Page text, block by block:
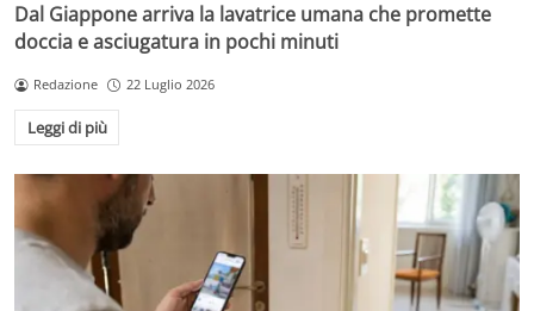
Dal Giappone arriva la lavatrice umana che promette
doccia e asciugatura in pochi minuti
Redazione 22 Luglio 2026
Leggi di più